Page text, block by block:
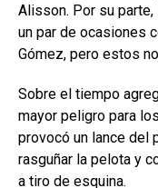
Alisson. Por su
un par de ocasiones
Gómez, pero estos
Sobre el tiempo
mayor peligro para
provocó un lance del
rasguñar la pelota y
a tiro de esquina.